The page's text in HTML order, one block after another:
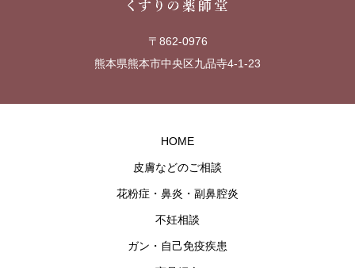
〒862-0976
熊本県熊本市中央区九品寺4-1-23
HOME
皮膚などのご相談
花粉症・鼻炎・副鼻腔炎
不妊相談
ガン・自己免疫疾患